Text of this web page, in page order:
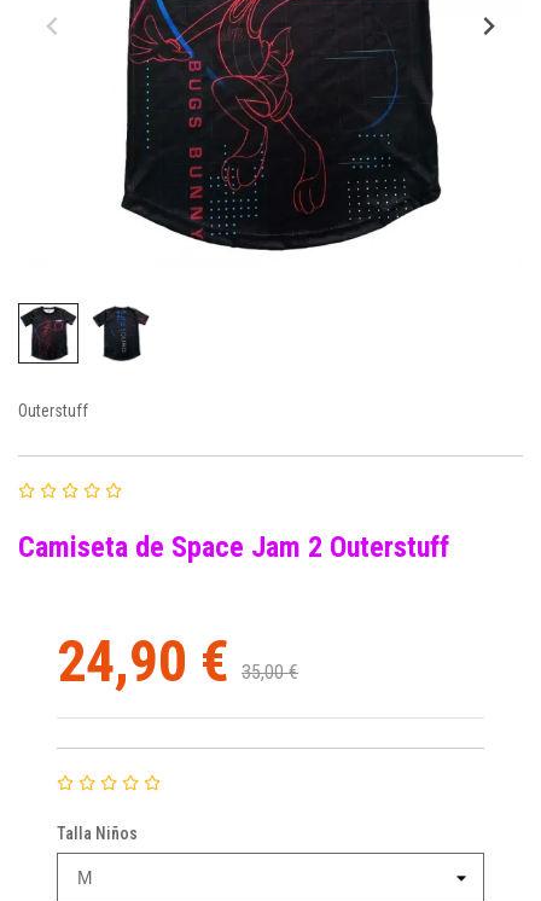
Outerstuff
Camiseta de Space Jam 2 Outerstuff
24,90 € 35,00 €
Talla Niños